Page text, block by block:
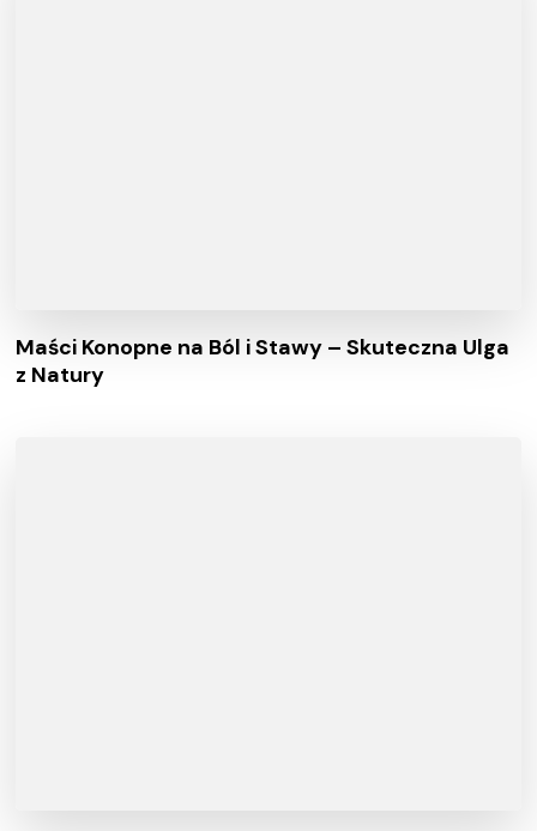
Maści Konopne na Ból i Stawy – Skuteczna Ulga
z Natury